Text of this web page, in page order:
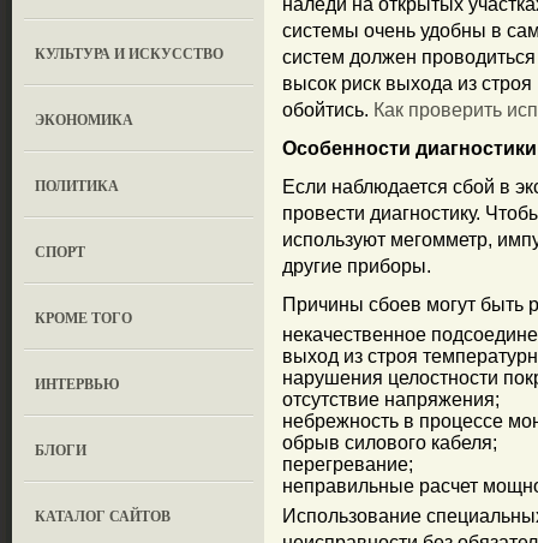
КУЛЬТУРА И ИСКУССТВО
ЭКОНОМИКА
ПОЛИТИКА
СПОРТ
КРОМЕ ТОГО
ИНТЕРВЬЮ
БЛОГИ
КАТАЛОГ САЙТОВ
наледи на открытых
системы очень удобны в
систем должен
высок риск выхода из
обойтись. Как проверить
Особенности
Если наблюдается сбой в
провести диагностику.
используют мегомметр,
другие приборы.
Причины сбоев могут быть
некачественное
выход из строя
нарушения целостности
отсутствие напряжения;
небрежность в процессе
обрыв силового кабеля;
перегревание;
неправильные расчет
Использование